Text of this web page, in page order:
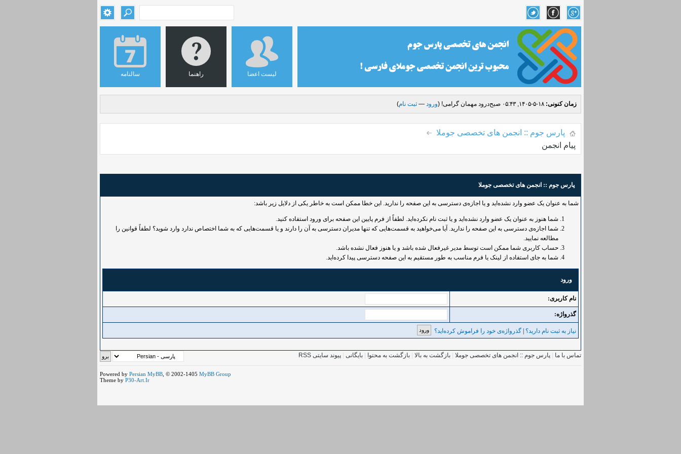
سالنامه راهنما لیست اعضا
زمان کنونی: ۱۸-۵-۱۴۰۵, ۰۵:۴۳ صبح درود مهمان گرامی! (ورود — ثبت نام)
پارس جوم :: انجمن های تخصصی جوملا
پیام انجمن
پارس جوم :: انجمن های تخصصی جوملا
شما به عنوان یک عضو وارد نشده‌اید و یا اجازه‌ی دسترسی به این صفحه را ندارید. این خطا ممکن است به خاطر یکی از دلایل زیر باشد:
شما هنوز به عنوان یک عضو وارد نشده‌اید و یا ثبت نام نکرده‌اید. لطفاً از فرم پایین این صفحه برای ورود استفاده کنید.
شما اجازه‌ی دسترسی به این صفحه را ندارید. آیا می‌خواهید به قسمت‌هایی که تنها مدیران دسترسی به آن را دارند و یا قسمت‌هایی که به شما اختصاص ندارد وارد شوید؟ لطفاً قوانین را
مطالعه نمایید.
حساب کاربری شما ممکن است توسط مدیر غیرفعال شده باشد و یا هنوز فعال نشده باشد.
شما به جای استفاده از لینک یا فرم مناسب به طور مستقیم به این صفحه دسترسی پیدا کرده‌اید.
ورود
نام کاربری:
گذرواژه‌:
نیاز به ثبت نام دارید؟ گذرواژه‌ی خود را فراموش کرده‌اید؟
تماس با ما پارس جوم :: انجمن های تخصصی جوملا بازگشت به بالا بازگشت به محتوا بایگانی پیوند سایتی RSS
Powered by Persian MyBB , © 2002-1405 MyBB Group
Theme by P30-Art.Ir